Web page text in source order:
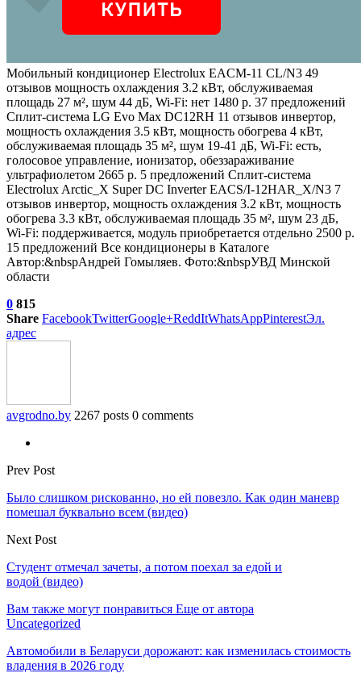
Мобильный кондиционер Electrolux EACM-11 CL/N3 49
отзывов мощность охлаждения 3.2 кВт, обслуживаемая
площадь 27 м², шум 44 дБ, Wi-Fi: нет 1480 р. 37 предложений
Сплит-система LG Evo Max DC12RH 11 отзывов инвертор,
мощность охлаждения 3.5 кВт, мощность обогрева 4 кВт,
обслуживаемая площадь 35 м², шум 19-41 дБ, Wi-Fi: есть,
голосовое управление, ионизатор, обеззараживание
ультрафиолетом 2665 р. 5 предложений Сплит-система
Electrolux Arctic_X Super DC Inverter EACS/I-12HAR_X/N3 7
отзывов инвертор, мощность охлаждения 3.2 кВт, мощность
обогрева 3.3 кВт, обслуживаемая площадь 35 м², шум 23 дБ,
Wi-Fi: поддерживается, модуль приобретается отдельно 2500 р.
15 предложений Все кондиционеры в Каталоге
Автор:&nbspАндрей Гомыляев. Фото:&nbspУВД Минской
области
0 815
Share FacebookTwitterGoogle+ReddItWhatsAppPinterestЭл.
адрес
avgrodno.by 2267 posts 0 comments
Prev Post
Было слишком рискованно, но ей повезло. Как один маневр
помешал буквально всем (видео)
Next Post
Студент отмечал зачеты, а потом поехал за едой и
водой (видео)
Вам также могут понравиться Еще от автора
Uncategorized
Автомобили в Беларуси дорожают: как изменилась стоимость
владения в 2026 году